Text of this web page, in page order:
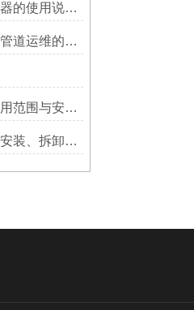
浅析磁感应通球指示器的使用说明及特点
磁感应通球指示器：管道运维的隐形守护者
磁感应通球指示器适用范围与安装方法
非插入式通球指示器安装、拆卸灵活方便